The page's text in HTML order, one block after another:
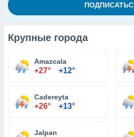
Крупные города
Amazcala
+27° +12°
Cadereyta
+26° +13°
Jalpan